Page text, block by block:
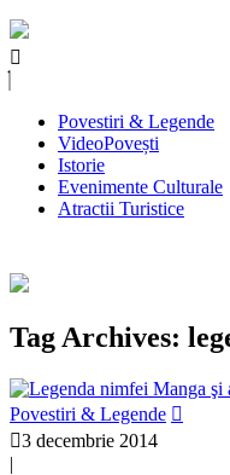
Povestiri & Legende
VideoPovești
Istorie
Evenimente Culturale
Atractii Turistice
Tag Archives:
Povestiri & Legende
3 decembrie 2014
|